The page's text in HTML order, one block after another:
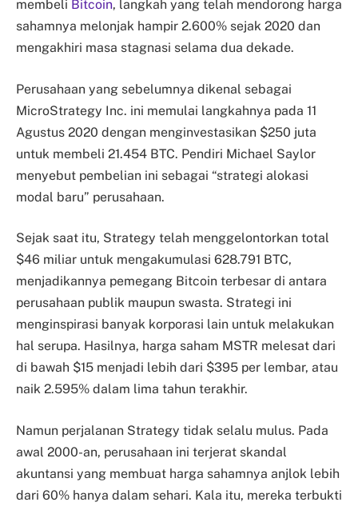
membeli Bitcoin, langkah yang telah mendorong harga
sahamnya melonjak hampir 2.600% sejak 2020 dan
mengakhiri masa stagnasi selama dua dekade.
Perusahaan yang sebelumnya dikenal sebagai
MicroStrategy Inc. ini memulai langkahnya pada 11
Agustus 2020 dengan menginvestasikan $250 juta
untuk membeli 21.454 BTC. Pendiri Michael Saylor
menyebut pembelian ini sebagai “strategi alokasi
modal baru” perusahaan.
Sejak saat itu, Strategy telah menggelontorkan total
$46 miliar untuk mengakumulasi 628.791 BTC,
menjadikannya pemegang Bitcoin terbesar di antara
perusahaan publik maupun swasta. Strategi ini
menginspirasi banyak korporasi lain untuk melakukan
hal serupa. Hasilnya, harga saham MSTR melesat dari
di bawah $15 menjadi lebih dari $395 per lembar, atau
naik 2.595% dalam lima tahun terakhir.
Namun perjalanan Strategy tidak selalu mulus. Pada
awal 2000-an, perusahaan ini terjerat skandal
akuntansi yang membuat harga sahamnya anjlok lebih
dari 60% hanya dalam sehari. Kala itu, mereka terbukti